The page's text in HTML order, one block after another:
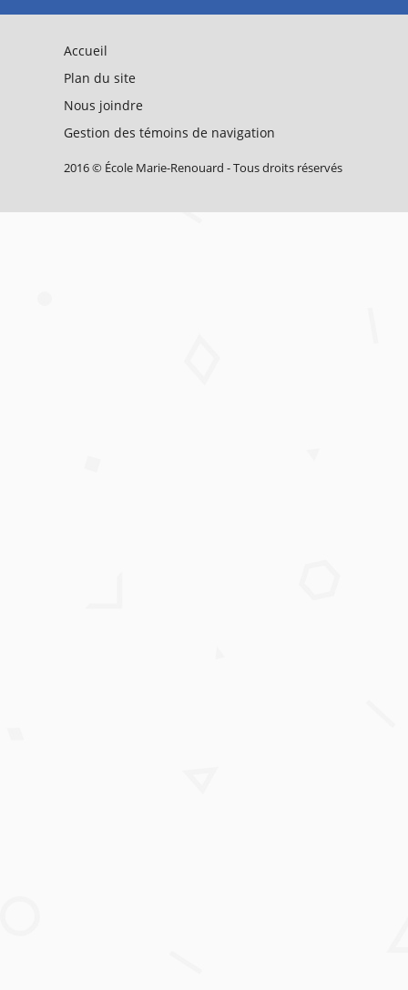
Accueil
Plan du site
Nous joindre
Gestion des témoins de navigation
2016 © École Marie-Renouard - Tous droits réservés